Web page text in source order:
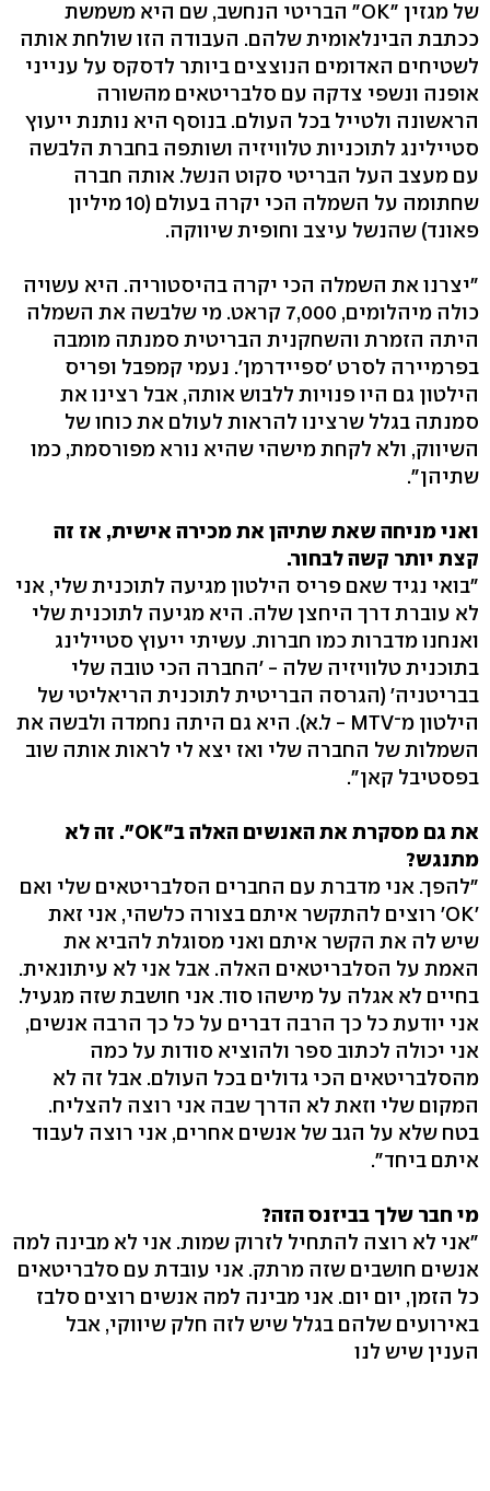
של מגזין "OK" הבריטי הנחשב, שם היא משמשת
ככתבת הבינלאומית שלהם. העבודה הזו שולחת אותה
לשטיחים האדומים הנוצצים ביותר לדסקס על ענייני
אופנה ונשפי צדקה עם סלבריטאים מהשורה
הראשונה ולטייל בכל העולם. בנוסף היא נותנת ייעוץ
סטיילינג לתוכניות טלוויזיה ושותפה בחברת הלבשה
עם מעצב העל הבריטי סקוט הנשל. אותה חברה
שחתומה על השמלה הכי יקרה בעולם (10 מיליון
פאונד) שהנשל עיצב וחופית שיווקה.
"יצרנו את השמלה הכי יקרה בהיסטוריה. היא עשויה
כולה מיהלומים, 7,000 קראט. מי שלבשה את השמלה
היתה הזמרת והשחקנית הבריטית סמנתה מומבה
בפרמיירה לסרט 'ספיידרמן'. נעמי קמפבל ופריס
הילטון גם היו פנויות ללבוש אותה, אבל רצינו את
סמנתה בגלל שרצינו להראות לעולם את כוחו של
השיווק, ולא לקחת מישהי שהיא נורא מפורסמת, כמו
שתיהן".
ואני מניחה שאת שתיהן את מכירה אישית, אז זה
קצת יותר קשה לבחור.
"בואי נגיד שאם פריס הילטון מגיעה לתוכנית שלי, אני
לא עוברת דרך היחצן שלה. היא מגיעה לתוכנית שלי
ואנחנו מדברות כמו חברות. עשיתי ייעוץ סטיילינג
בתוכנית טלוויזיה שלה - 'החברה הכי טובה שלי
בבריטניה' (הגרסה הבריטית לתוכנית הריאליטי של
הילטון מ־MTV - ל.א). היא גם היתה נחמדה ולבשה את
השמלות של החברה שלי ואז יצא לי לראות אותה שוב
בפסטיבל קאן".
את גם מסקרת את האנשים האלה ב"OK". זה לא
מתנגש?
"להפך. אני מדברת עם החברים הסלבריטאים שלי ואם
'OK' רוצים להתקשר איתם בצורה כלשהי, אני זאת
שיש לה את הקשר איתם ואני מסוגלת להביא את
האמת על הסלבריטאים האלה. אבל אני לא עיתונאית.
בחיים לא אגלה על מישהו סוד. אני חושבת שזה מגעיל.
אני יודעת כל כך הרבה דברים על כל כך הרבה אנשים,
אני יכולה לכתוב ספר ולהוציא סודות על כמה
מהסלבריטאים הכי גדולים בכל העולם. אבל זה לא
המקום שלי וזאת לא הדרך שבה אני רוצה להצליח.
בטח שלא על הגב של אנשים אחרים, אני רוצה לעבוד
איתם ביחד".
מי חבר שלך בביזנס הזה?
"אני לא רוצה להתחיל לזרוק שמות. אני לא מבינה למה
אנשים חושבים שזה מרתק. אני עובדת עם סלבריטאים
כל הזמן, יום יום. אני מבינה למה אנשים רוצים סלבז
באירועים שלהם בגלל שיש לזה חלק שיווקי, אבל
הענין שיש לנו